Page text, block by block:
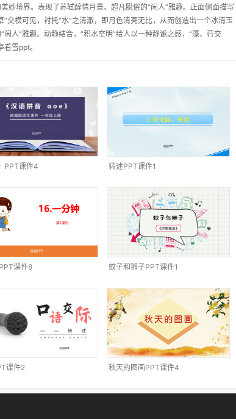
妙境界。表现了苏轼醉情月景、超凡脱俗的“闲人”雅趣。正面侧面描写
交横可见，衬托“水”之清澈，即月色清亮无比，从而创造出一个冰清玉
人”雅趣。动静结合，“积水空明”给人以一种静谧之感，“藻、荇交
看雪ppt。
PPT课件4 转述PPT课件1
课件8 蚊子和狮子PPT课件1
课件2 秋天的图画PPT课件4